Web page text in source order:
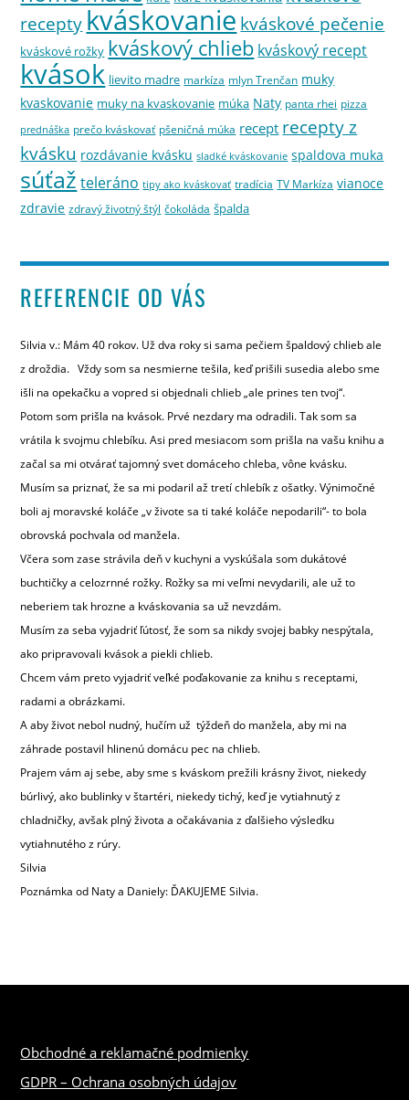
recepty kváskovanie kváskové pečenie
kváskové rožky kváskový chlieb kváskový recept
kvások lievito madre markíza mlyn Trenčan muky
kvaskovanie muky na kvaskovanie múka Naty panta rhei pizza
prednáška prečo kváskovať pšeničná múka recept recepty z
kvásku rozdávanie kvásku sladké kváskovanie spaldova muka
súťaž teleráno tipy ako kváskovať tradícia TV Markíza vianoce
zdravie zdravý životný štýl čokoláda špalda
REFERENCIE OD VÁS
Silvia v.: Mám 40 rokov. Už dva roky si sama pečiem špaldový chlieb ale
z droždia. Vždy som sa nesmierne tešila, keď prišili susedia alebo sme
išli na opekačku a vopred si objednali chlieb „ale prines ten tvoj“.
Potom som prišla na kvások. Prvé nezdary ma odradili. Tak som sa
vrátila k svojmu chlebíku. Asi pred mesiacom som prišla na vašu knihu a
začal sa mi otvárať tajomný svet domáceho chleba, vône kvásku.
Musím sa priznať, že sa mi podaril až tretí chlebík z ošatky. Výnimočné
boli aj moravské koláče „v živote sa ti také koláče nepodarili“- to bola
obrovská pochvala od manžela.
Včera som zase strávila deň v kuchyni a vyskúšala som dukátové
buchtičky a celozrnné rožky. Rožky sa mi veľmi nevydarili, ale už to
neberiem tak hrozne a kváskovania sa už nevzdám.
Musím za seba vyjadriť ľútosť, že som sa nikdy svojej babky nespýtala,
ako pripravovali kvások a piekli chlieb.
Chcem vám preto vyjadriť veľké poďakovanie za knihu s receptami,
radami a obrázkami.
A aby život nebol nudný, hučím už týždeň do manžela, aby mi na
záhrade postavil hlinenú domácu pec na chlieb.
Prajem vám aj sebe, aby sme s kváskom prežili krásny život, niekedy
búrlivý, ako bublinky v štartéri, niekedy tichý, keď je vytiahnutý z
chladničky, avšak plný života a očakávania z ďalšieho výsledku
vytiahnutého z rúry.
Silvia
Poznámka od Naty a Daniely: ĎAKUJEME Silvia.
Obchodné a reklamačné podmienky
GDPR – Ochrana osobných údajov